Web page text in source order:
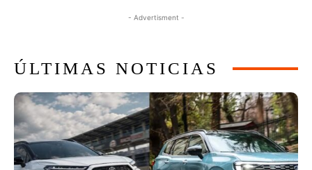
- Advertisment -
ÚLTIMAS NOTICIAS